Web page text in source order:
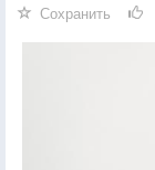
Сохранить